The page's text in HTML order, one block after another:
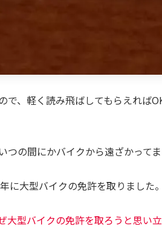
で、軽く読み飛ばしてもらえればOK
つの間にかバイクから遠ざかってま
に大型バイクの免許を取りました。
大型バイクの免許を取ろうと思い